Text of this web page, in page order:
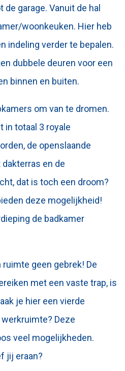
garage. Vanuit de hal
woonkeuken. Hier heb
indeling verder te bepalen.
dubbele deuren voor een
binnen en buiten.
om van te dromen.
in totaal 3 royale
de openslaande
en de
dat is toch een droom?
deze mogelijkheid!
de badkamer
geen gebrek! De
met een vaste trap, is
je hier een vierde
Deze
veel mogelijkheden.
jij eraan?